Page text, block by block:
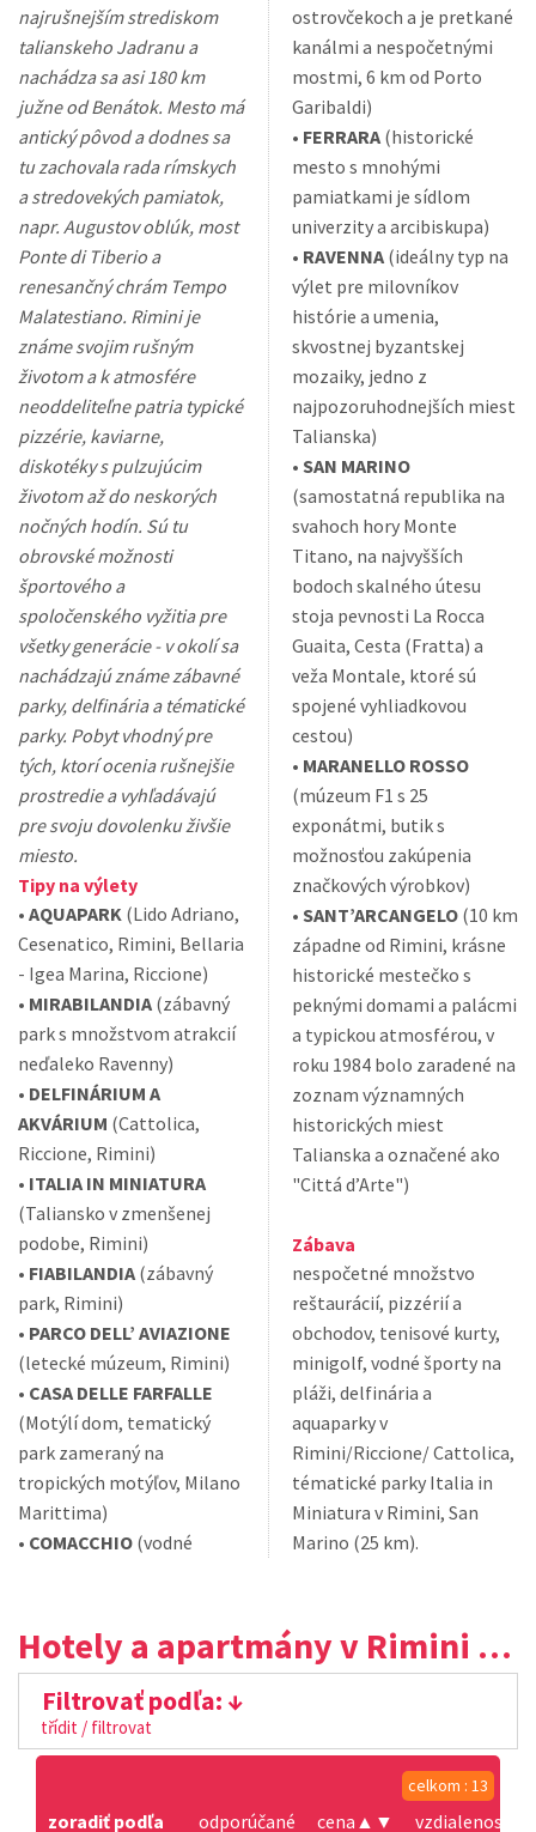
najrušnejším strediskom
talianskeho Jadranu a
nachádza sa asi 180 km
južne od Benátok. Mesto má
antický pôvod a dodnes sa
tu zachovala rada rímskych
a stredovekých pamiatok,
napr. Augustov oblúk, most
Ponte di Tiberio a
renesančný chrám Tempo
Malatestiano. Rimini je
známe svojim rušným
životom a k atmosfére
neoddeliteľne patria typické
pizzérie, kaviarne,
diskotéky s pulzujúcim
životom až do neskorých
nočných hodín. Sú tu
obrovské možnosti
športového a
spoločenského vyžitia pre
všetky generácie - v okolí sa
nachádzajú známe zábavné
parky, delfinária a tématické
parky. Pobyt vhodný pre
tých, ktorí ocenia rušnejšie
prostredie a vyhľadávajú
pre svoju dovolenku živšie
miesto.
Tipy na výlety
• AQUAPARK (Lido Adriano,
Cesenatico, Rimini, Bellaria
- Igea Marina, Riccione)
• MIRABILANDIA (zábavný
park s množstvom atrakcií
neďaleko Ravenny)
• DELFINÁRIUM A
AKVÁRIUM (Cattolica,
Riccione, Rimini)
• ITALIA IN MINIATURA
(Taliansko v zmenšenej
podobe, Rimini)
• FIABILANDIA (zábavný
park, Rimini)
• PARCO DELL’ AVIAZIONE
(letecké múzeum, Rimini)
• CASA DELLE FARFALLE
(Motýlí dom, tematický
park zameraný na
tropických motýľov, Milano
Marittima)
• COMACCHIO (vodné
ostrovčekoch a je pretkané
kanálmi a nespočetnými
mostmi, 6 km od Porto
Garibaldi)
• FERRARA (historické
mesto s mnohými
pamiatkami je sídlom
univerzity a arcibiskupa)
• RAVENNA (ideálny typ na
výlet pre milovníkov
histórie a umenia,
skvostnej byzantskej
mozaiky, jedno z
najpozoruhodnejších miest
Talianska)
• SAN MARINO
(samostatná republika na
svahoch hory Monte
Titano, na najvyšších
bodoch skalného útesu
stoja pevnosti La Rocca
Guaita, Cesta (Fratta) a
veža Montale, ktoré sú
spojené vyhliadkovou
cestou)
• MARANELLO ROSSO
(múzeum F1 s 25
exponátmi, butik s
možnosťou zakúpenia
značkových výrobkov)
• SANT’ARCANGELO (10 km
západne od Rimini, krásne
historické mestečko s
peknými domami a palácmi
a typickou atmosférou, v
roku 1984 bolo zaradené na
zoznam významných
historických miest
Talianska a označené ako
"Cittá d’Arte")
Zábava
nespočetné množstvo
reštaurácií, pizzérií a
obchodov, tenisové kurty,
minigolf, vodné športy na
pláži, delfinária a
aquaparky v
Rimini/Riccione/ Cattolica,
tématické parky Italia in
Miniatura v Rimini, San
Marino (25 km).
Hotely a apartmány v Rimini - Torre Pedrera
Filtrovať podľa:
třídit / filtrovat
celkom : 13
zoradiť podľa odporúčané cena ▲ ▼ vzdialenosť